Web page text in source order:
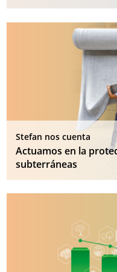
Stefan nos cuenta
Actuamos en la
subterráneas